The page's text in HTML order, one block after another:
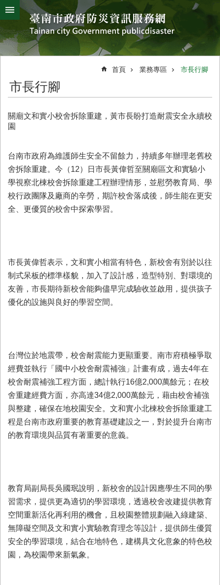
跳到主要內容區塊
搜
尋
進
階
搜
熱
字
颱
風
災
害
救
辦
簡
介
災
防
新
聞
區
便
民
服
導
覽
回
首
頁
市
府
首頁 業務專區 市長行腳
市長行腳
關廟文和實小校舍拆除重建，黃市長盼打造耐震安全永續校
園
台南市政府為維護師生安全不留餘力，持續多年辦理老舊校
舍拆除重建。今（12）日市長黃偉哲至關廟區文和實驗小
學視察北棟校舍拆除重建工程辦理情形，並慰勞教育局、學
校行政團隊及廠商的辛勞，期許校舍落成後，師生能在更安
全、更優質的校舍中探索學習。
市長黃偉哲表示，文和實小相當有特色，新校舍有別於以往
制式呆板的標準樣貌，加入了設計感，造型特別、對環境的
友善，市長期待新校舍能夠儘早完成驗收並啟用，提供孩子
優化的設施與良好的學習空間。
台灣位於地震帶，校舍耐震能力更顯重要。南市府積極爭取
經費並執行「國中小校舍耐震補強」計畫有成，過去4年在
校舍耐震補強工程方面，總計執行16億2,000萬餘元；在校
舍重建經費方面，亦高達34億2,000萬餘元，藉由校舍補強
與整建，確保在地校園安全。文和實小北棟校舍拆除重建工
程是台南市政府重要的教育基礎建設之一，對於提升台南市
的教育環境與品質有著重要的意義。
教育局副局長吳國珉說明，新校舍的設計因應學生不同的學
習需求，提供更為適切的學習環境，透過校舍改建提供教育
空間重新活化再利用的機會，且校園整體規劃融入綠建築、
無障礙空間及文和實小實驗教育理念等設計，提供師生優質
安全的學習環境，結合在地特色，建構具文化意象的特色校
園，為校園帶來新氣象。